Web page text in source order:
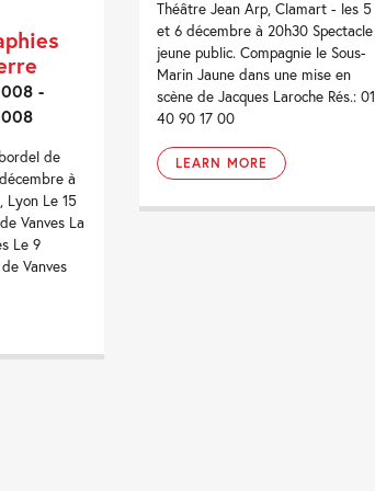
-
de
à
Lyon Le 15
Vanves La
Le 9
Vanves
Théâtre Jean Arp, Clamart - les 5
et 6 décembre à 20h30 Spectacle
jeune public. Compagnie le Sous-
Marin Jaune dans une mise en
scène de Jacques Laroche Rés.: 01
40 90 17 00
LEARN MORE